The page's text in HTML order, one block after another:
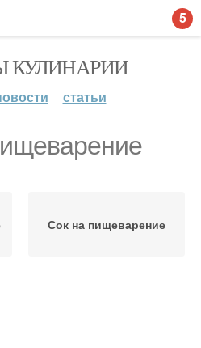
КУЛИНАРИИ
статьи
Сок на пищеварение
5